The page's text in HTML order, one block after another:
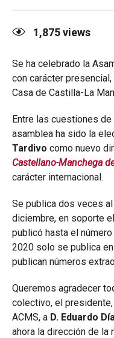
1,875views
Se ha celebrado la
con carácter
Casa de Castilla-La
Entre las cuestiones
asamblea ha sido la
Tardivo como nuevo
Castellano-Manchega
carácter internacional.
Se publica dos veces
diciembre, en soporte
publicó hasta el
2020 solo se publica
publican números
Queremos agradecer
colectivo, el
ACMS, a D. Eduardo
ahora la dirección de la